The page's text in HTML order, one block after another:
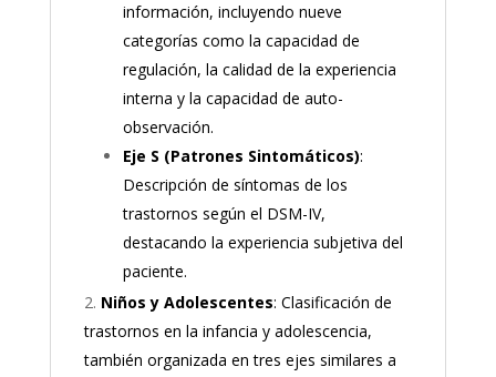
información, incluyendo nueve
categorías como la capacidad de
regulación, la calidad de la experiencia
interna y la capacidad de auto-
observación.
Eje S (Patrones Sintomáticos):
Descripción de síntomas de los
trastornos según el DSM-IV,
destacando la experiencia subjetiva del
paciente.
Niños y Adolescentes: Clasificación de
trastornos en la infancia y adolescencia,
también organizada en tres ejes similares a